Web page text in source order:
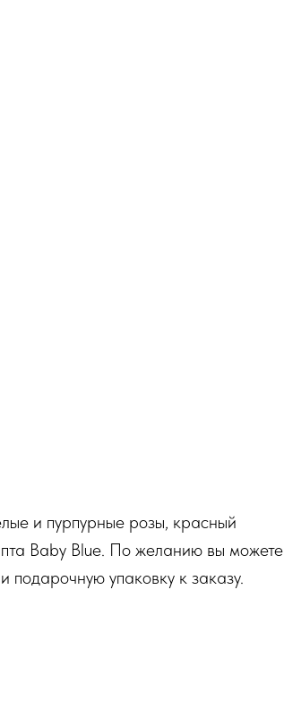
и пурпурные розы, красный
Baby Blue. По желанию вы можете
подарочную упаковку к заказу.